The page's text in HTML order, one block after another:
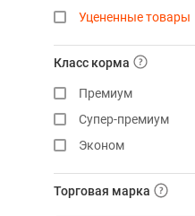
Уцененные товары
Класс корма
Премиум
Супер-премиум
Эконом
Торговая марка